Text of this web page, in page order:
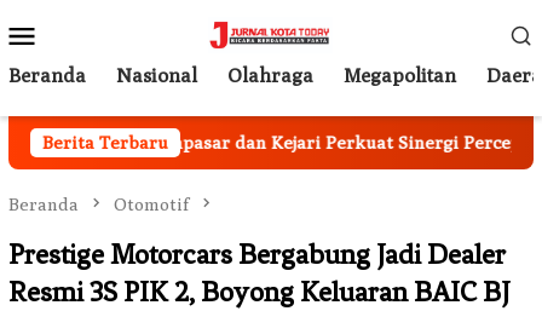
ke
kontenMobile
Beranda Nasional Olahraga Megapolitan
Berita Terbaru
Pemkot Denpasar dan Kejari Perkuat Sinergi Percepat
Beranda Otomotif
Prestige Motorcars Bergabung Jadi Dealer
Resmi 3S PIK 2, Boyong Keluaran BAIC BJ